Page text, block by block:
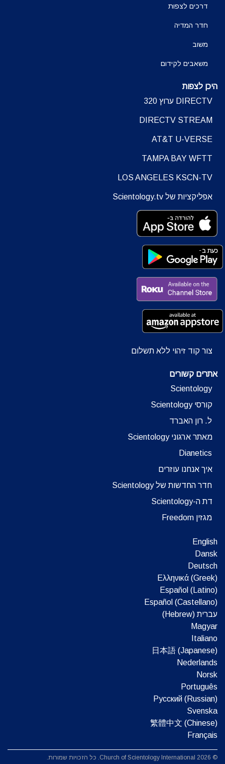
דרכים לצפות
חדר המדיה
משוב
משאבים לקידום
היכן לצפות
DIRECTV ערוץ 320
DIRECTV STREAM
AT&T U-VERSE
TAMPA BAY WFTT
LOS ANGELES KSCN-TV
אפליקציות של Scientology.tv
צור קוד זיהוי ללא תשלום
אתרים קשורים
Scientology
קורסי Scientology
ל. רון האברד
מאתר ארגוני Scientology
Dianetics
איך אנחנו עוזרים
חדר החדשות של Scientology
דת ה-Scientology
מגזין Freedom
English
Dansk
Deutsch
Ελληνικά (Greek)
Español (Latino)
Español (Castellano)
עברית (Hebrew)‏
Magyar
Italiano
日本語 (Japanese)
Nederlands
Norsk
Português
Русский (Russian)
Svenska
繁體中文 (Chinese)
Français
© 2026 Church of Scientology International. כל הזכויות שמורות.